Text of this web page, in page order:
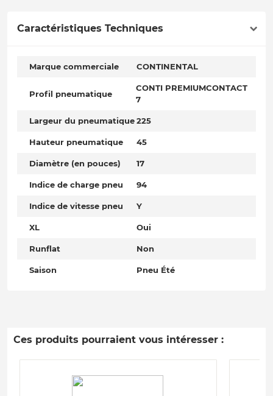
Caractéristiques Techniques
Marque commerciale CONTINENTAL
Profil pneumatique
CONTI PREMIUMCONTACT
7
Largeur du pneumatique225
Hauteur pneumatique 45
Diamètre (en pouces) 17
Indice de charge pneu 94
Indice de vitesse pneu Y
XL Oui
Runflat Non
Saison Pneu Été
Ces produits pourraient vous intéresser :